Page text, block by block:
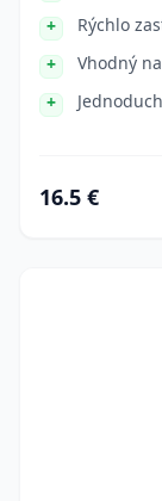
Rýchlo
Vhodný
16.5 €